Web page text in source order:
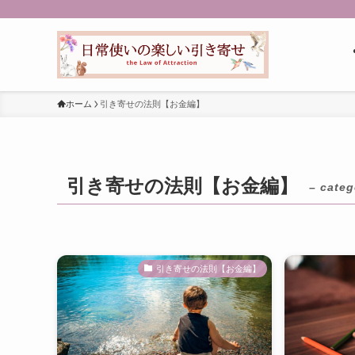
ホーム 引き寄せの法則【お金編】
引き寄せの法則【お金編】 –
引き寄せの法則【お金編】